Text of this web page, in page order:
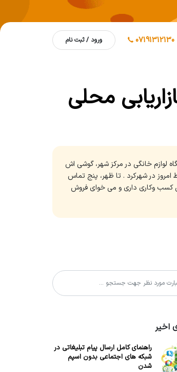
07191312130 ورود / ثبت نام
محلی
لوازم خانگی در مرکز شهر، گوشی اش
در شهرکرد . تا ظهر، پنج تماس
کسب وکاری داری و می خوای فروش
اخیر
راهنمای کامل ارسال پیام تبلیغاتی در
شبکه های اجتماعی بدون اسپم
شدن